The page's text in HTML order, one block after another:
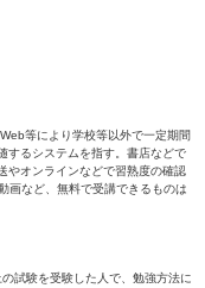
等により学校等以外で一定期間
するシステムを指す。書店などで
やオンラインなどで習熟度の確認
画など、無料で受講できるものは
試験を受験した人で、勉強方法に